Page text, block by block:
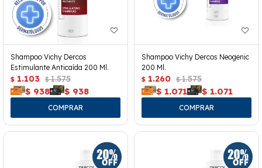
Shampoo Vichy Dercos
Estimulante Anticaída 200 Ml.
$ 1.103 $ 1.575
$ 938 $ 938
Shampoo Vichy Dercos Neogenic
200 Ml.
$ 1.260 $ 1.575
$ 1.071 $ 1.071